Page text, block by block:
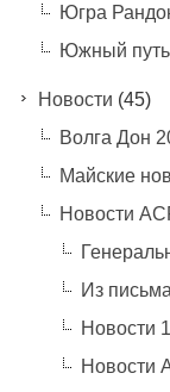
Югра
Южный путь
Новости (45)
Волга Дон
Майские
Новости
Из
Новости
Новости